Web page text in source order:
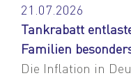
21.07.2026
Tankrabatt
Familien
Die Inflation in